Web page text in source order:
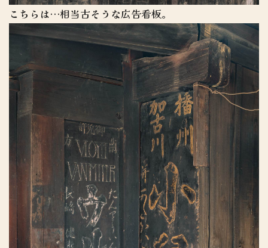
こちらは…相当古そうな広告看板。